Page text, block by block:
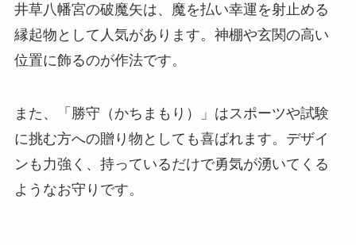
井草八幡宮の破魔矢は、魔を払い幸運を射止める
縁起物として人気があります。神棚や玄関の高い
位置に飾るのが作法です。
また、「勝守（かちまもり）」はスポーツや試験
に挑む方への贈り物としても喜ばれます。デザイ
ンも力強く、持っているだけで勇気が湧いてくる
ようなお守りです。